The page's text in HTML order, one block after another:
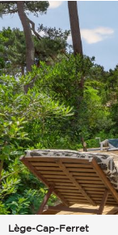
Lège-Cap-Ferret